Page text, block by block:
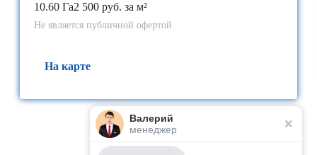
10.60 Га2 500 руб. за м²
Не является публичной офертой
На карте
Валерий
менеджер